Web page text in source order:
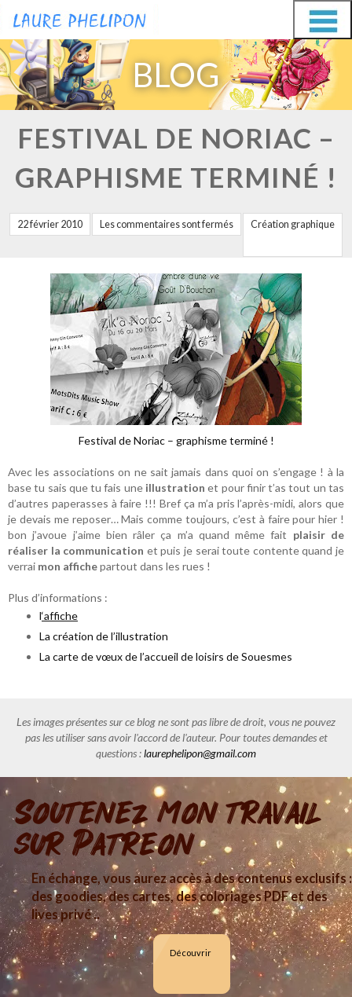
Aller
au
contenu
Aller
au
contenu
BLOG
FESTIVAL DE NORIAC –
GRAPHISME TERMINÉ !
22 février 2010 Les commentaires sont fermés Création graphique
Festival de Noriac – graphisme terminé !
Avec les associations on ne sait jamais dans quoi on s’engage ! à la
base tu sais que tu fais une illustration et pour finir t’as tout un tas
d’autres paperasses à faire !!! Bref ça m’a pris l’après-midi, alors que
je devais me reposer… Mais comme toujours, c’est à faire pour hier !
bon j’avoue j’aime bien râler ça m’a quand même fait plaisir de
réaliser la communication et puis je serai toute contente quand je
verrai mon affichepartout dans les rues !
Plus d’informations :
l‘affiche
La création de l’illustration
La carte de vœux de l’accueil de loisirs de Souesmes
Les images présentes sur ce blog ne sont pas libre de droit, vous ne pouvez
pas les utiliser sans avoir l'accord de l'auteur. Pour toutes demandes et
questions :laurephelipon@gmail.com
Soutenez mon travail
sur Patreon
En échange, vous aurez accès à des contenus exclusifs :
des goodies, des cartes, des coloriages PDF et des
lives privé ..
Découvrir